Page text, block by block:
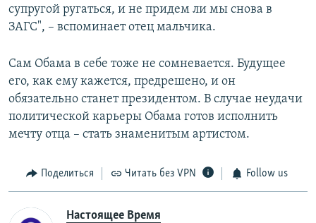
супругой ругаться, и не придем ли мы снова в
ЗАГС", – вспоминает отец мальчика.
Сам Обама в себе тоже не сомневается. Будущее
его, как ему кажется, предрешено, и он
обязательно станет президентом. В случае неудачи
политической карьеры Обама готов исполнить
мечту отца – стать знаменитым артистом.
Поделиться Читать без VPN Follow us
Настоящее Время